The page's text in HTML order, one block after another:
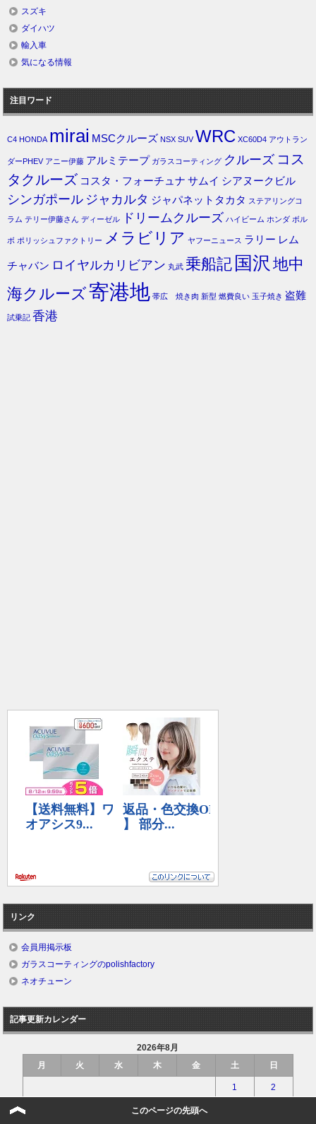
スズキ
ダイハツ
輸入車
気になる情報
注目ワード
C4 HONDA mirai MSCクルーズ NSX SUV WRC XC60D4 アウトラン
ダーPHEV アニー伊藤 アルミテープ ガラスコーティング クルーズ コス
タクルーズ コスタ・フォーチュナ サムイ シアヌークビル
シンガポール ジャカルタ ジャパネットタカタ ステアリングコ
ラム テリー伊藤さん ディーゼル ドリームクルーズ ハイビーム ホンダ ボル
ボ ポリッシュファクトリー メラビリア ヤフーニュース ラリー レム
チャバン ロイヤルカリビアン 丸武 乗船記 国沢 地中
海クルーズ寄港地 帯広 焼き肉 新型 燃費良い 玉子焼き 盗難
試乗記 香港
リンク
会員用掲示板
ガラスコーティングのpolishfactory
ネオチューン
記事更新カレンダー
2026年8月
月
火 水 木 金 土 日
1 2
6 7
このページの先頭へ